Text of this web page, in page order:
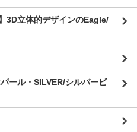
3D立体的デザインのEagle/
ール・SILVER/シルバービ